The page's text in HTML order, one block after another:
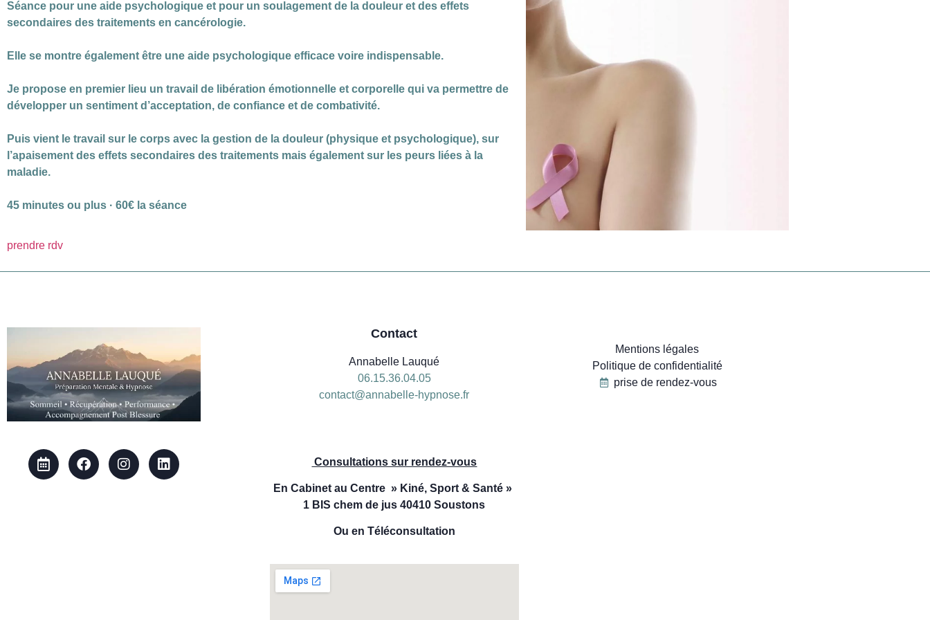
Séance pour une aide psychologique et pour un soulagement de la douleur et des effets
secondaires des traitements en cancérologie.
Elle se montre également être une aide psychologique efficace voire indispensable.
Je propose en premier lieu un travail de libération émotionnelle et corporelle qui va permettre de
développer un sentiment d’acceptation, de confiance et de combativité.
Puis vient le travail sur le corps avec la gestion de la douleur (physique et psychologique), sur
l’apaisement des effets secondaires des traitements mais également sur les peurs liées à la
maladie.
45 minutes ou plus · 60€ la séance
prendre rdv
Contact
Annabelle Lauqué
06.15.36.04.05
contact@annabelle-hypnose.fr
Consultations sur rendez-vous
En Cabinet au Centre » Kiné, Sport & Santé »
1 BIS chem de jus 40410 Soustons
Ou en Téléconsultation
Mentions légales
Politique de confidentialité
prise de rendez-vous